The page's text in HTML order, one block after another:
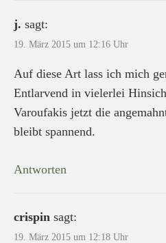
j. sagt:
19. März 2015 um 12:16 Uhr
Auf diese Art lass ich mich
Entlarvend in vielerlei
Varoufakis jetzt die
bleibt spannend.
Antworten
crispin sagt:
19. März 2015 um 12:18 Uhr